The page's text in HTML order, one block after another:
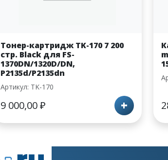
Тонер-картридж TK-170 7 200
стр. Black для FS-
1370DN/1320D/DN,
P2135d/P2135dn
Артикул: TK-170
9 000,00₽ +